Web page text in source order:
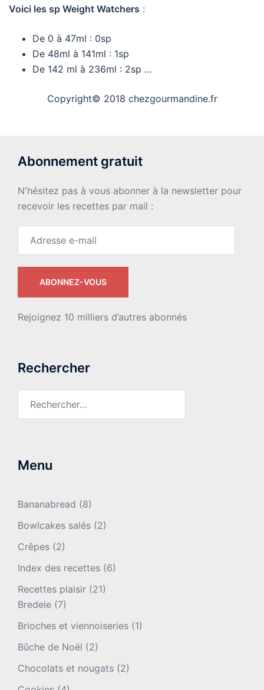
Voici les sp Weight Watchers :
De 0 à 47ml : 0sp
De 48ml à 141ml : 1sp
De 142 ml à 236ml : 2sp …
Copyright© 2018 chezgourmandine.fr
Abonnement gratuit
N'hésitez pas à vous abonner à la newsletter pour
recevoir les recettes par mail :
ABONNEZ-VOUS
Rejoignez 10 milliers d’autres abonnés
Rechercher
Menu
Bananabread (8)
Bowlcakes salés (2)
Crêpes (2)
Index des recettes (6)
Recettes plaisir (21)
Bredele (7)
Brioches et viennoiseries (1)
Bûche de Noël (2)
Chocolats et nougats (2)